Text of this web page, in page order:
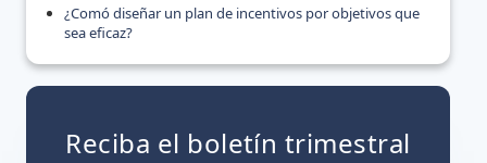
¿Comó diseñar un plan de incentivos por objetivos que
sea eficaz?
Reciba el boletín trimestral